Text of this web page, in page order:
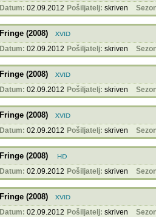
Datum: 02.09.2012 Pošiljatelj: skriven
Fringe (2008)
Datum: 02.09.2012 Pošiljatelj: skriven
Fringe (2008)
Datum: 02.09.2012 Pošiljatelj: skriven
Fringe (2008)
Datum: 02.09.2012 Pošiljatelj: skriven
Fringe (2008)
Datum: 02.09.2012 Pošiljatelj: skriven
Fringe (2008)
Datum: 02.09.2012 Pošiljatelj: skriven